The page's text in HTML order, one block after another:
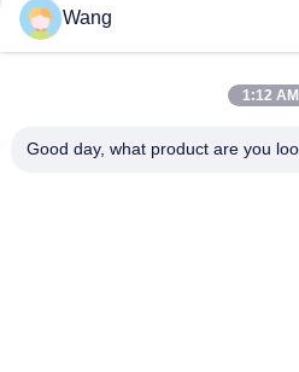
Van de Boutenwasmachines van
van de de Grootteschijf de
2 de duim de Noten en de
Wang
1:12 AM
Good day, what product are you